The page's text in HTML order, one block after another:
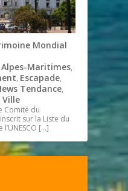
Mondial
Alpes-Maritimes,
, Escapade,
Tendance,
,Ville
Comité du
sur la Liste du
[…]